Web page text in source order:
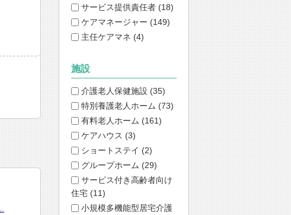
サービス提供責任者 (18)
ケアマネージャー (149)
主任ケアマネ (4)
施設
介護老人保健施設 (35)
特別養護老人ホーム (73)
有料老人ホーム (161)
ケアハウス (3)
ショートステイ (2)
グループホーム (29)
サービス付き高齢者向け
住宅 (11)
小規模多機能型居宅介護